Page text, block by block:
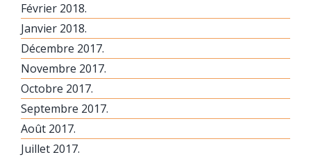
Février 2018.
Janvier 2018.
Décembre 2017.
Novembre 2017.
Octobre 2017.
Septembre 2017.
Août 2017.
Juillet 2017.